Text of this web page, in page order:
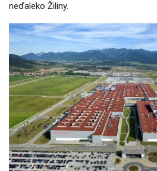
neďaleko Žiliny.